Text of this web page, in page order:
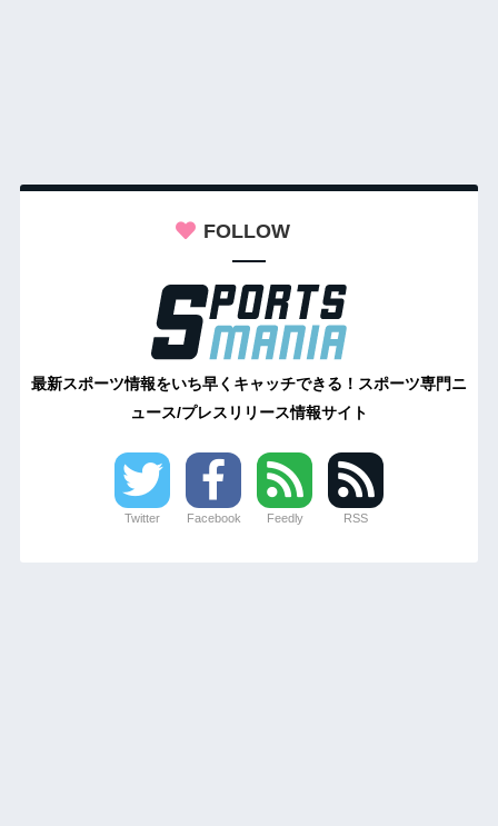
FOLLOW
最新スポーツ情報をいち早くキャッチできる！スポーツ専門ニ
ュース/プレスリリース情報サイト
Twitter Facebook Feedly RSS